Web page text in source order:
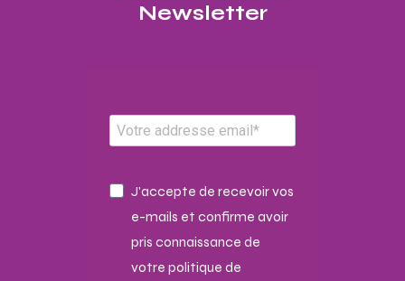
Newsletter​
J'accepte de recevoir vos
e-mails et confirme avoir
pris connaissance de
votre politique de